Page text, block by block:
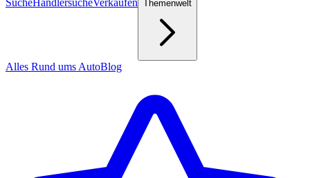
SucheHändlersucheVerkaufen Themenwelt
Alles Rund ums AutoBlog